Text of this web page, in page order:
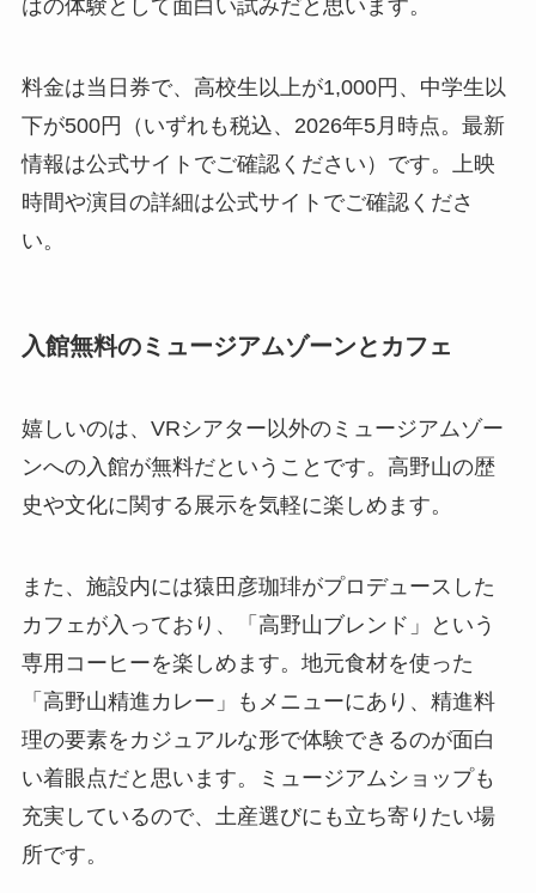
はの体験として面白い試みだと思います。
料金は当日券で、高校生以上が1,000円、中学生以
下が500円（いずれも税込、2026年5月時点。最新
情報は公式サイトでご確認ください）です。上映
時間や演目の詳細は公式サイトでご確認くださ
い。
入館無料のミュージアムゾーンとカフェ
嬉しいのは、VRシアター以外のミュージアムゾー
ンへの入館が無料だということです。高野山の歴
史や文化に関する展示を気軽に楽しめます。
また、施設内には猿田彦珈琲がプロデュースした
カフェが入っており、「高野山ブレンド」という
専用コーヒーを楽しめます。地元食材を使った
「高野山精進カレー」もメニューにあり、精進料
理の要素をカジュアルな形で体験できるのが面白
い着眼点だと思います。ミュージアムショップも
充実しているので、土産選びにも立ち寄りたい場
所です。